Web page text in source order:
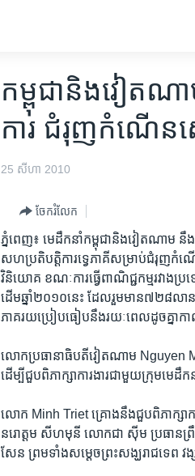
កម្ពុជា​និង​វៀតណ
ការ​ ​ជំរុញ​កំណើន​ស
25 សីហា 2010
ចែករំលែក
ភ្នំពេញ៖ ​មេ​ដឹកនាំ​កម្ពុជានិង​វៀតណាម​ នឹ
សហ​ប្រតិបត្តិការ​ទ្វេ​ភាគី​សម្រាប់​ជំរុញ​កំណ
វិនិយោគ​ ​ខណៈ​ការ​ធ្វើ​ពាណិជ្ជ​កម្ម​រវាង​ប្
ដើម​ឆ្នាំ​២០១០​នេះ​ ​ដែល​រួមមាន​៧២៨​ល
ភាគ​រយ​ប្រៀប​ធៀប​នឹង​រយៈ​ពេល​ដូច​គ្នា​កា
លោក​ប្រធានាធិបតី​វៀតណាម​ Nguyen
ដើម្បី​ជួប​ពិភាក្សា​ការងារ​ជាមួយ​ក្រុម​មេ​
លោក​ Minh Triet​ គ្រោង​នឹង​ជួប​ពិភាក្សា​ក
នរោត្តម​ សីហមុនី​ ​លោក​ជា ស៊ីម​ ប្រធាន​ព្
សែន ​ព្រម​ទាំង​សម្តេច​ព្រះ​សង្ឃ​រាជ​ទេព វ